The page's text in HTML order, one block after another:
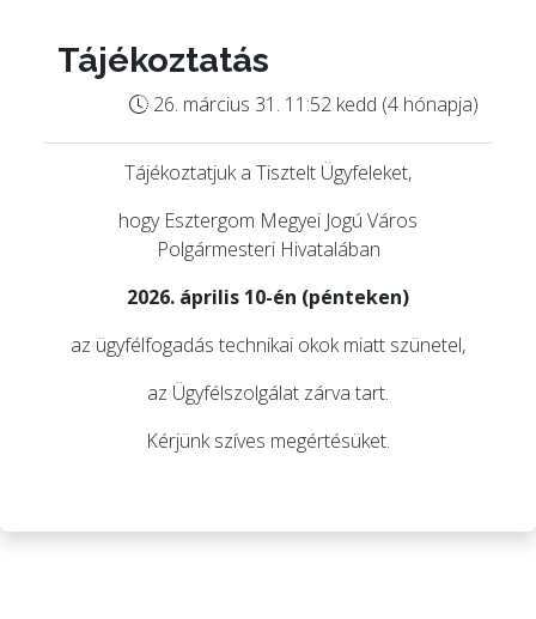
Tájékoztatás
26. március 31. 11:52 kedd (4 hónapja)
Tájékoztatjuk a Tisztelt Ügyfeleket,
hogy Esztergom Megyei Jogú Város
Polgármesteri Hivatalában
2026. április 10-én (pénteken)
az ügyfélfogadás technikai okok miatt szünetel,
az Ügyfélszolgálat zárva tart.
Kérjünk szíves megértésüket.